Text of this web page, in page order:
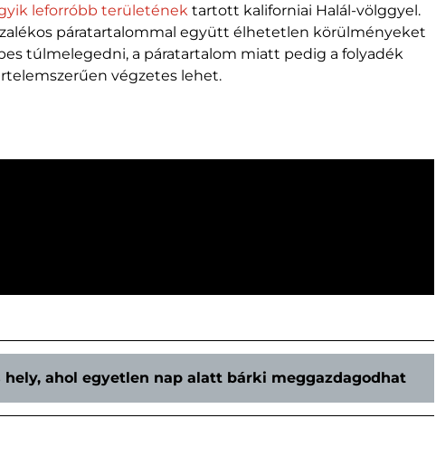
leforróbb területének tartott kaliforniai Halál-völggyel.
páratartalommal együtt élhetetlen körülményeket
túlmelegedni, a páratartalom miatt pedig a folyadék
végzetes lehet.
ahol egyetlen nap alatt bárki meggazdagodhat